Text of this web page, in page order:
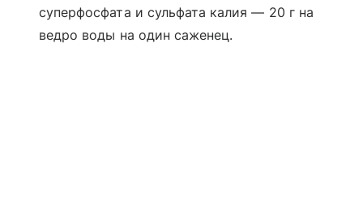
суперфосфата и сульфата калия — 20 г на
ведро воды на один саженец.